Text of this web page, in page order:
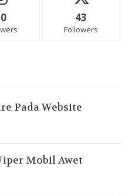
43
Followers
Pada Website
Mobil Awet